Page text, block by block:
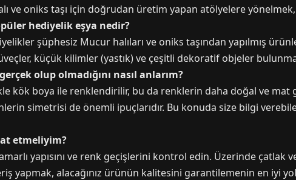
ve oniks taşı için doğrudan üretim yapan atölyelere
hediyelik eşya nedir?
şüphesiz Mucur halıları ve oniks taşından yapılmış
küçük kilimler (yastık) ve çeşitli dekoratif objeler
olup olmadığını nasıl anlarım?
kök boya ile renklendirilir, bu da renklerin daha doğal ve mat
simetrisi de önemli ipuçlarıdır. Bu konuda size bilgi
etmeliyim?
yapısını ve renk geçişlerini kontrol edin. Üzerinde çatlak
yapmak, alacağınız ürünün kalitesini garantilemenin en iyi